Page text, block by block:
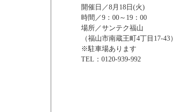
開催日／8月18日(火)
時間／9：00～19：00
場所／サンテク福山
（福山市南蔵王町4丁目17-43）
※駐車場あります
TEL：0120-939-992